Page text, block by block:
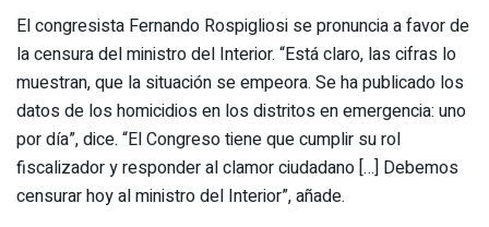
El congresista Fernando Rospigliosi se pronuncia a favor de
la censura del ministro del Interior. “Está claro, las cifras lo
muestran, que la situación se empeora. Se ha publicado los
datos de los homicidios en los distritos en emergencia: uno
por día”, dice. “El Congreso tiene que cumplir su rol
fiscalizador y responder al clamor ciudadano […] Debemos
censurar hoy al ministro del Interior”, añade.